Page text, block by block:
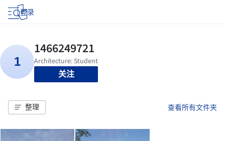
登录
关注
整理 查看所有文件夹